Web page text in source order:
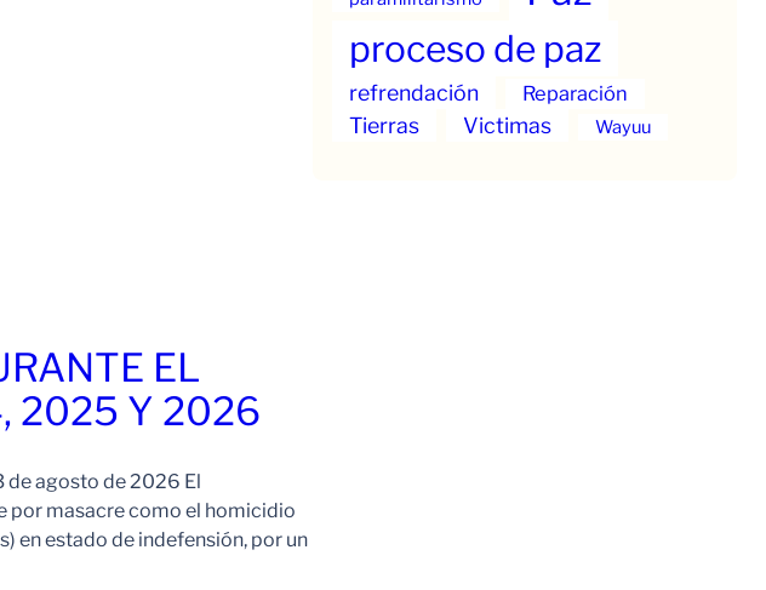
EL
2025 Y 2026
agosto de 2026 El
por masacre como el homicidio
en estado de indefensión, por un
proceso de paz
refrendación Reparación
Tierras Victimas Wayuu